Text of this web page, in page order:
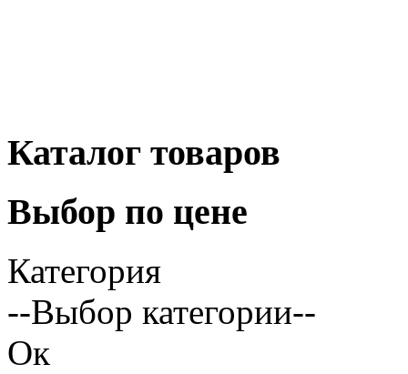
Каталог товаров
Выбор по цене
Категория
--Выбор категории--
Ок